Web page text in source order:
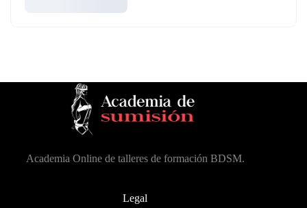
Academia Online de talleres de formación BDSM.
Legal